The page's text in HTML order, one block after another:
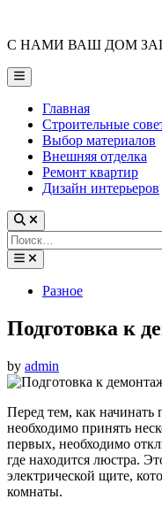
content
С НАМИ ВАШ ДОМ
Main
Menu
Главная
Строительные
Выбор материалов
Внешняя отделка
Ремонт квартир
Дизайн интерьеров
Найти:
PostedРазное
Подготовка к
by admin
Перед тем, как
необходимо принять
первых, необходимо
где находится люстра.
электрической щите,
комнаты.